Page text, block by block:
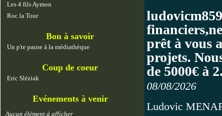
Les 4 fils Aymon
Roc la Tour
Bon à savoir
Un p'te pause à la médiathèque
Coup de coeur
Eric Sléziak
Evénements à venir
Aucun élément à afficher
prêt à vous
projets.
de 5000€ à
08/08/2026
Ludovic